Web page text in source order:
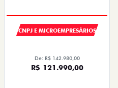
CNPJ E MICROEMPRESÁRIOS
De: R$ 142.980,00
R$ 121.990,00